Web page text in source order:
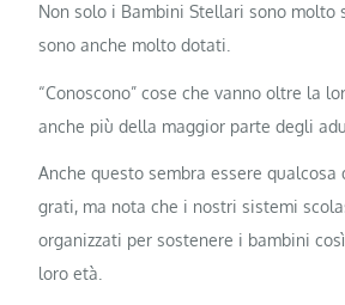
Non solo i Bambini Stellari sono molto
sono anche molto dotati.
“Conoscono” cose che vanno oltre la
anche più della maggior parte degli
Anche questo sembra essere
grati, ma nota che i nostri sistemi
organizzati per sostenere i bambini
loro età.